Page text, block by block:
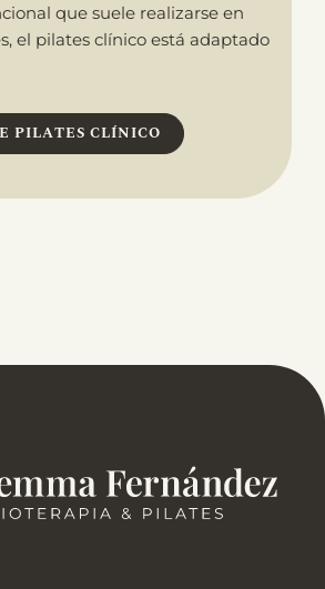
que suele realizarse en
el pilates clínico está adaptado
PILATES CLÍNICO